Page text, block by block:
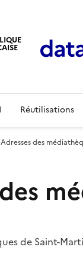
Réutilisations
Adresses des
de Saint-